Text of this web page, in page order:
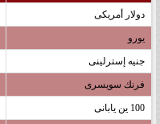
دولار أمريكى
يورو
جنيه إسترلينى
فرنك سويسرى
100 ين يابانى